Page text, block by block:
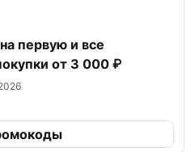
первую и все
от 3 000 ₽